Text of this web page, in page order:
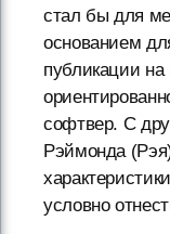
стал бы для
основанием
публикации на
софтвер. С
Рэймонда
условно